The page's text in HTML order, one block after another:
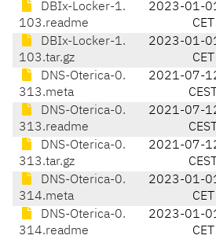
DBIx-Locker-1.
103.readme
2023-01-
CET
DBIx-Locker-1.
103.tar.gz
2023-01-
CET
DNS-Oterica-0.
313.meta
2021-07-
CEST
DNS-Oterica-0.
313.readme
2021-07-
CEST
DNS-Oterica-0.
313.tar.gz
2021-07-
CEST
DNS-Oterica-0.
314.meta
2023-01-
CET
DNS-Oterica-0.
314.readme
2023-01-
CET